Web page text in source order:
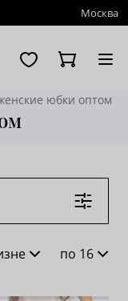
Москва
юбки оптом
по 16